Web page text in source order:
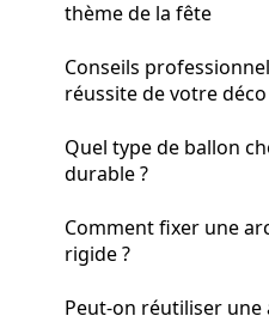
thème de la fête
Conseils
réussite de votre déco
Quel type de ballon
durable ?
Comment fixer une
rigide ?
Peut-on réutiliser une